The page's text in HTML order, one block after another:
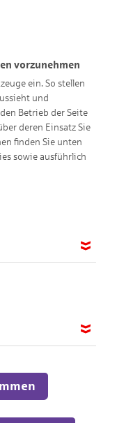
Spaß!
vorzunehmen
ein. So stellen
und
Betrieb der Seite
deren Einsatz Sie
finden Sie unten
sowie ausführlich
Grund nutzen wir
Seitenaufrufe zu